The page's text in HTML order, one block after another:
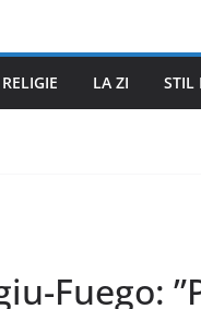
RELIGIE LA ZI STIL
Fuego: